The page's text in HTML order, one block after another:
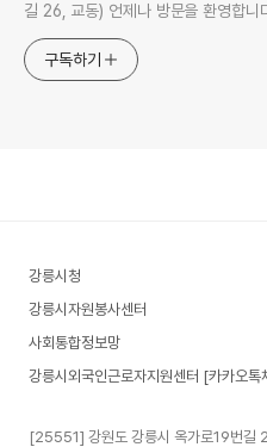
길 26, 교동) 언제나 방문을 환영합니
구독하기
강릉시청
강릉시자원봉사센터
사회통합정보망
강릉시외국인근로자지원센터 [카카오톡
[25551] 강원도 강릉시 옥가로19번